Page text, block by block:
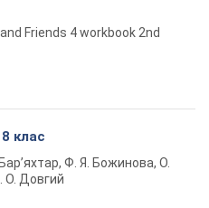
Friends 4 workbook 2nd
клас
Бар’яхтар, Ф. Я. Божинова, О.
О. Довгий